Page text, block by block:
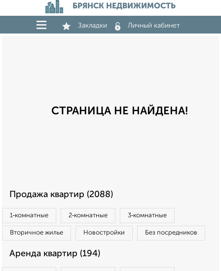
БРЯНСК НЕДВИЖИМОСТЬ
Закладки Личный кабинет
СТРАНИЦА НЕ НАЙДЕНА!
Продажа квартир (2088)
1‑комнатные 2‑комнатные 3‑комнатные
Вторичное жилье Новостройки Без посредников
Аренда квартир (194)